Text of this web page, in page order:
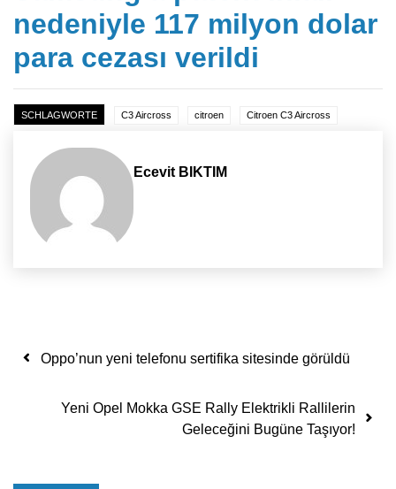
nedeniyle 117 milyon dolar
para cezası verildi
SCHLAGWORTE C3 Aircross citroen Citroen C3 Aircross
Ecevit BIKTIM
Yazı dolaşımı
Oppo’nun yeni telefonu sertifika sitesinde görüldü
Yeni Opel Mokka GSE Rally Elektrikli Rallilerin
Geleceğini Bugüne Taşıyor!